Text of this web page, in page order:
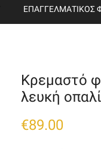
ΕΠΑΓΓΕΛΜΑΤΙΚΌΣ
Κρεμαστό
λευκή
€89.00